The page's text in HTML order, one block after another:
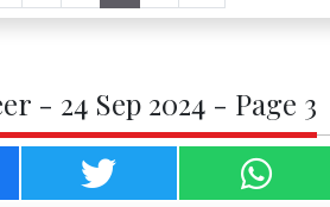
- 24 Sep 2024 - Page 3